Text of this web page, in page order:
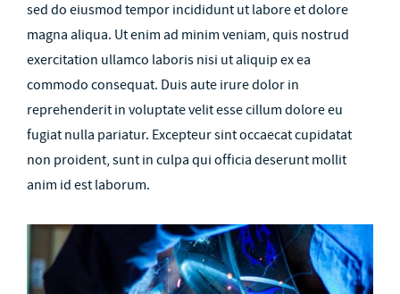
sed do eiusmod tempor incididunt ut labore et dolore
magna aliqua. Ut enim ad minim veniam, quis nostrud
exercitation ullamco laboris nisi ut aliquip ex ea
commodo consequat. Duis aute irure dolor in
reprehenderit in voluptate velit esse cillum dolore eu
fugiat nulla pariatur. Excepteur sint occaecat cupidatat
non proident, sunt in culpa qui officia deserunt mollit
anim id est laborum.